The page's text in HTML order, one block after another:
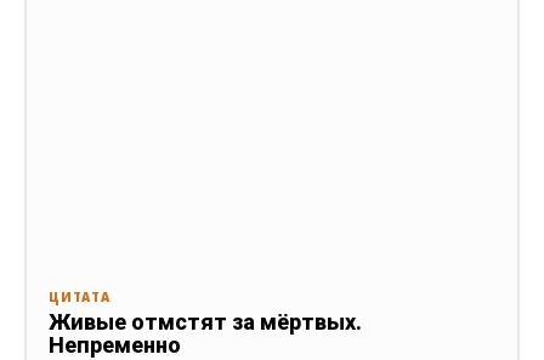
ЦИТАТА
Живые отмстят за мёртвых.
Непременно